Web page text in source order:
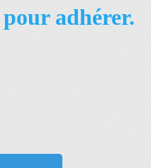
adhérer.